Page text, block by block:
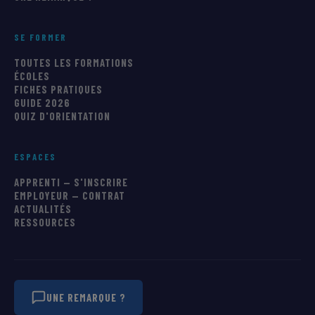
SE FORMER
TOUTES LES FORMATIONS
ÉCOLES
FICHES PRATIQUES
GUIDE 2026
QUIZ D'ORIENTATION
ESPACES
APPRENTI — S'INSCRIRE
EMPLOYEUR — CONTRAT
ACTUALITÉS
RESSOURCES
UNE REMARQUE ?